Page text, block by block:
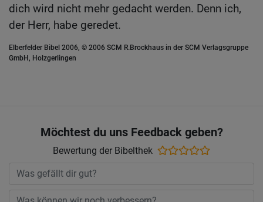
dich wird nicht mehr gedacht werden. Denn ich,
der Herr, habe geredet.
Elberfelder Bibel 2006, © 2006 SCM R.Brockhaus in der SCM Verlagsgruppe
GmbH, Holzgerlingen
Möchtest du uns Feedback geben?
Bewertung der Bibelthek